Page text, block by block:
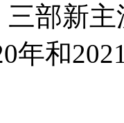
部新
年和